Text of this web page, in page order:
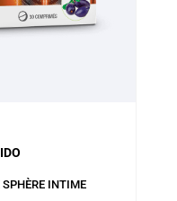
SPHÈRE INTIME